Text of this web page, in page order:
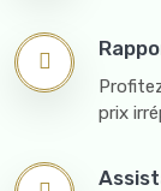
prix